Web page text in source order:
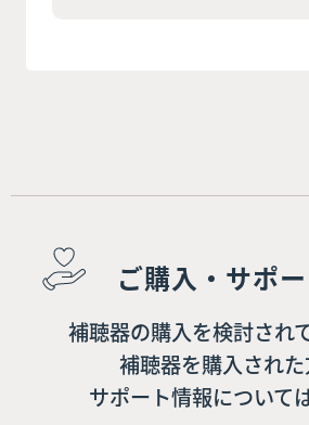
ご購入・サポ
補聴器の購入を検討され
補聴器を購入された
サポート情報について